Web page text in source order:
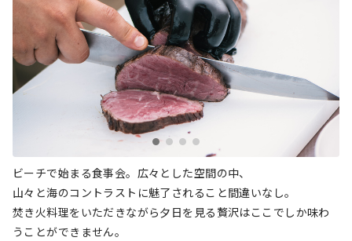
ビーチで始まる食事会。広々とした空間の中、
山々と海のコントラストに魅了されること間違いなし。
焚き火料理をいただきながら夕日を見る贅沢はここでしか味わ
うことができません。